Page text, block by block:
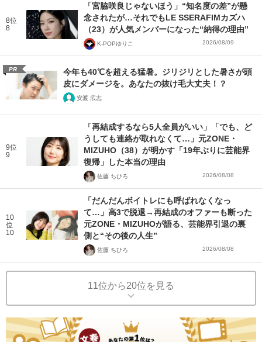
8位
8
「宮脇咲良じゃないほう」“知名度の差”が懸
念されたが…それでもLE SSERAFIMカズハ
（23）が人気メンバーになった“納得の理由”
K-POPゆりこ 2026/08/09
PR
今年も40℃を超える猛暑。ジリジリとした暑さが頭
皮にダメージを。あなたの抜け毛大丈夫！？
安渡 広志
9位
9
「再結成するなら5人全員がいい」「でも、ど
うしても連絡が取れなくて…」元ZONE・
MIZUHO（38）が明かす「19年ぶりに芸能界
復帰」した本当の理由
佐藤 ちひろ 2026/08/08
10
位
10
「だんだんボイトレにも呼ばれなくなっ
て…」高3で脱退→再結成のオファーも断った
元ZONE・MIZUHOが語る、芸能界引退の裏
側と“その後の人生”
佐藤 ちひろ 2026/08/08
11位から20位を見る